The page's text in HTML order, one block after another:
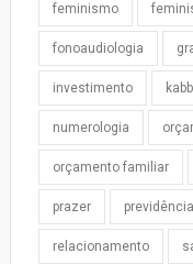
feminismo
fonoaudiologia
investimento
numerologia
orçamento familiar
prazer previdência
relacionamento